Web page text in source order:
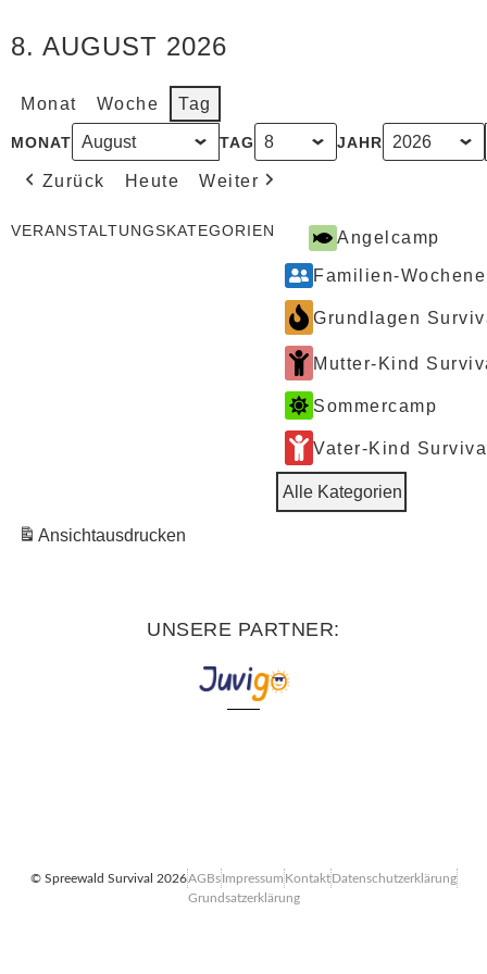
8. AUGUST 2026
Monat Woche Tag
MONAT TAG JAHR
Zurück Heute Weiter
VERANSTALTUNGSKATEGORIEN Angelcamp
Familien-
Grundlagen
Mutter-Kind
Sommercamp
Vater-Kind
Alle Kategorien
Ansichtausdrucken
UNSERE PARTNER:
© Spreewald Survival 2026AGBsImpressumKontaktDatenschutzerklärung
Grundsatzerklärung